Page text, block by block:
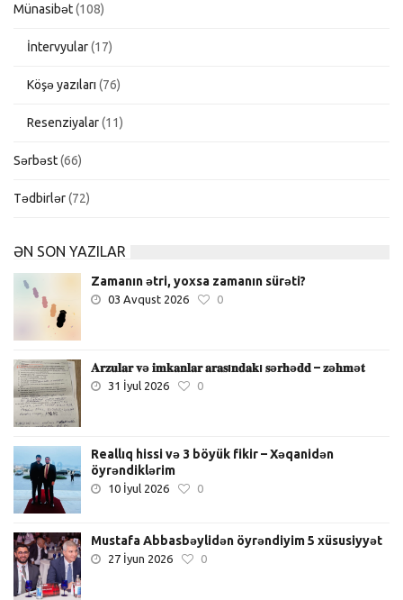
Münasibət(108)
İntervyular(17)
Köşə yazıları (76)
Resenziyalar(11)
Sərbəst(66)
Tədbirlər(72)
ƏN SON YAZILAR
Zamanın ətri, yoxsa zamanın sürəti?
03 Avqust 2026 0
𝐀𝐫𝐳𝐮𝐥𝐚𝐫 𝐯ə 𝐢𝐦𝐤𝐚𝐧𝐥𝐚𝐫 𝐚𝐫𝐚𝐬ı𝐧𝐝𝐚𝐤ı 𝐬ə𝐫𝐡ə𝐝𝐝 – 𝐳ə𝐡𝐦ə𝐭
31 İyul 2026 0
Reallıq hissi və 3 böyük fikir – Xəqanidən
öyrəndiklərim
10 İyul 2026 0
Mustafa Abbasbəylidən öyrəndiyim 5 xüsusiyyət
27 İyun 2026 0